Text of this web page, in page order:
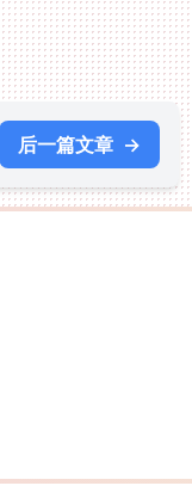
后一篇文章 →